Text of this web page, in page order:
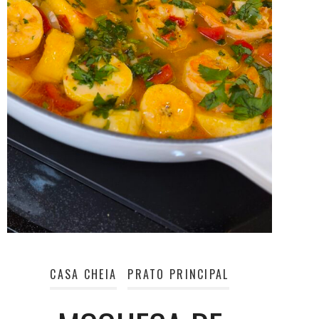
CASA CHEIA PRATO PRINCIPAL